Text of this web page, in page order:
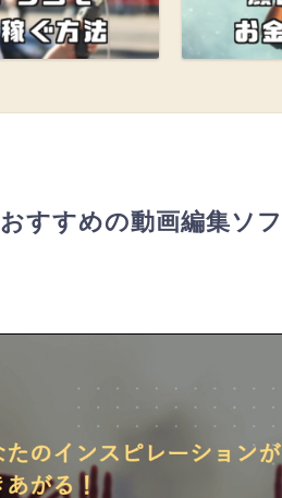
すすめの動画編集ソ